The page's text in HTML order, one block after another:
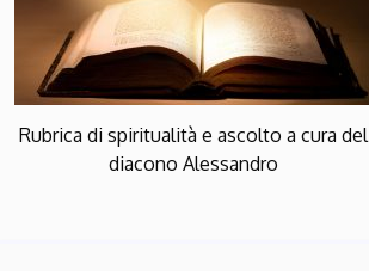
Rubrica di spiritualità e ascolto a cura del
diacono Alessandro